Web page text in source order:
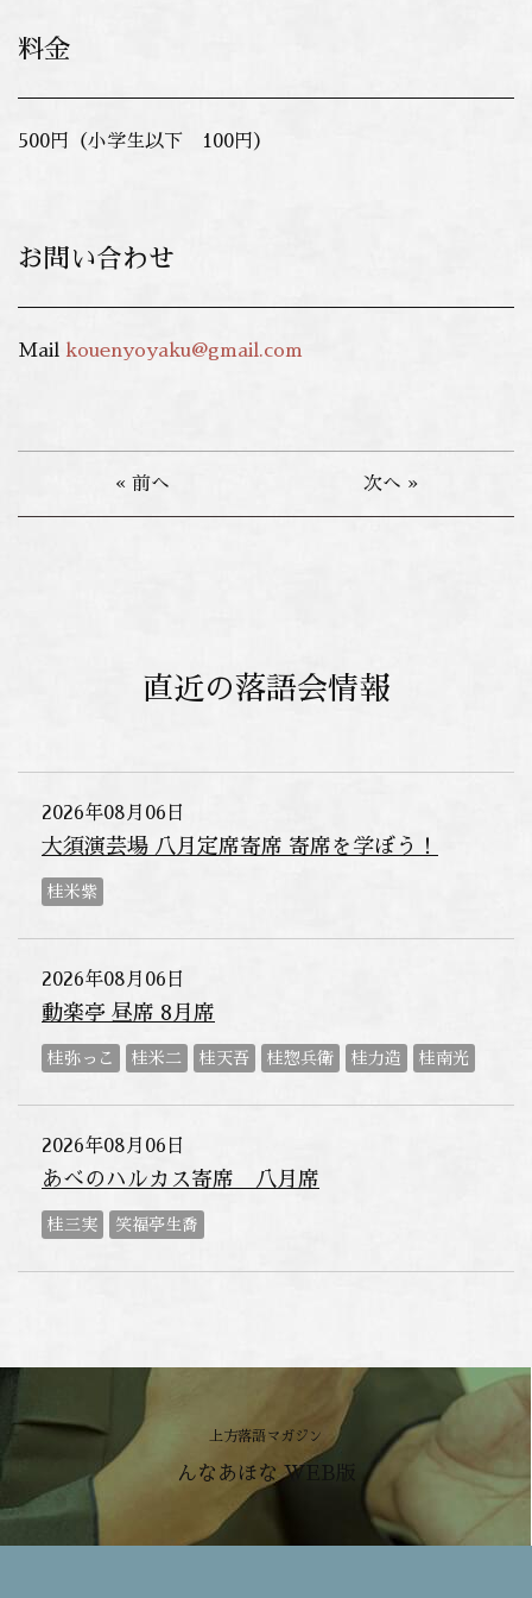
料金
500円（小学生以下 100円）
お問い合わせ
Mail kouenyoyaku@gmail.com
« 前へ 次へ »
直近の落語会情報
2026年08月06日
大須演芸場 八月定席寄席 寄席を学ぼう！
桂米紫
2026年08月06日
動楽亭 昼席 8月席
桂弥っこ 桂米二 桂天吾 桂惣兵衛 桂力造 桂南光
2026年08月06日
あべのハルカス寄席 八月席
桂三実 笑福亭生喬
上方落語マガジン
んなあほな WEB版